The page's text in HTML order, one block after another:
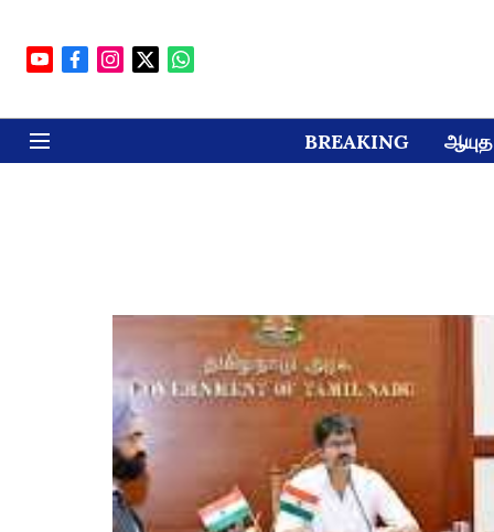
BREAKING ஆயுத